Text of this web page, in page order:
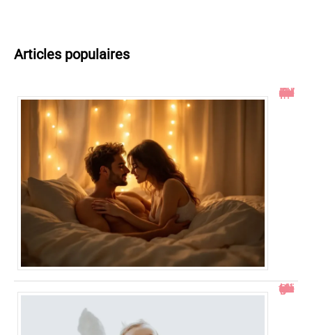
Articles populaires
Toucher le col de l’utérus pendant un rapport : ce qu’il faut savoir
Comment gérer un bébé qui se retourne pendant le change ?